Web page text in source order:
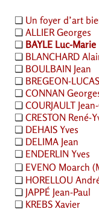
❏ Un foyer d’art
❏ ALLIERGeorges
❏ BAYLE Luc-Marie
❏ BLANCHARD
❏ BOULBAIN Jean
❏ BREGEON-LUCAS
❏ CONNAN
❏ COURJAULT
❏ CRESTON René-
❏ DEHAIS Yves
❏ DELIMA Jean
❏ ENDERLIN Yves
❏ EVENO Moarch
❏ HORELLOU
❏ JAPPÉ Jean-Paul
❏ KREBS Xavier